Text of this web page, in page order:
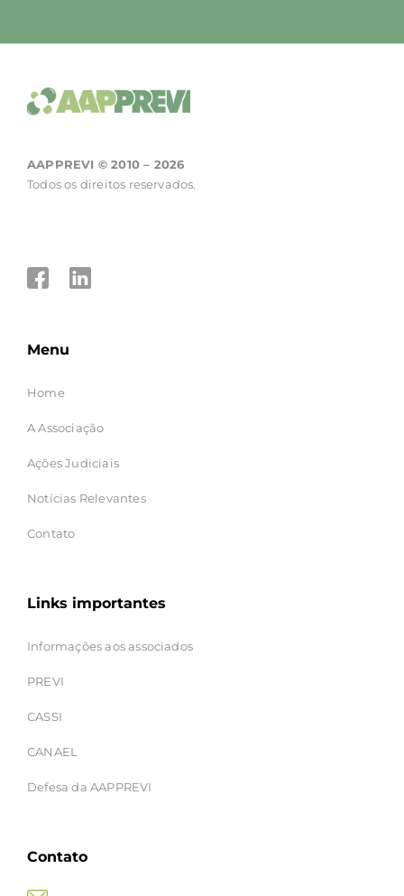
AAPPREVI © 2010 – 2026
Todos os direitos reservados.
Menu
Home
A Associação
Ações Judiciais
Notícias Relevantes
Contato
Links importantes
Informações aos associados
PREVI
CASSI
CANAEL
Defesa da AAPPREVI
Contato